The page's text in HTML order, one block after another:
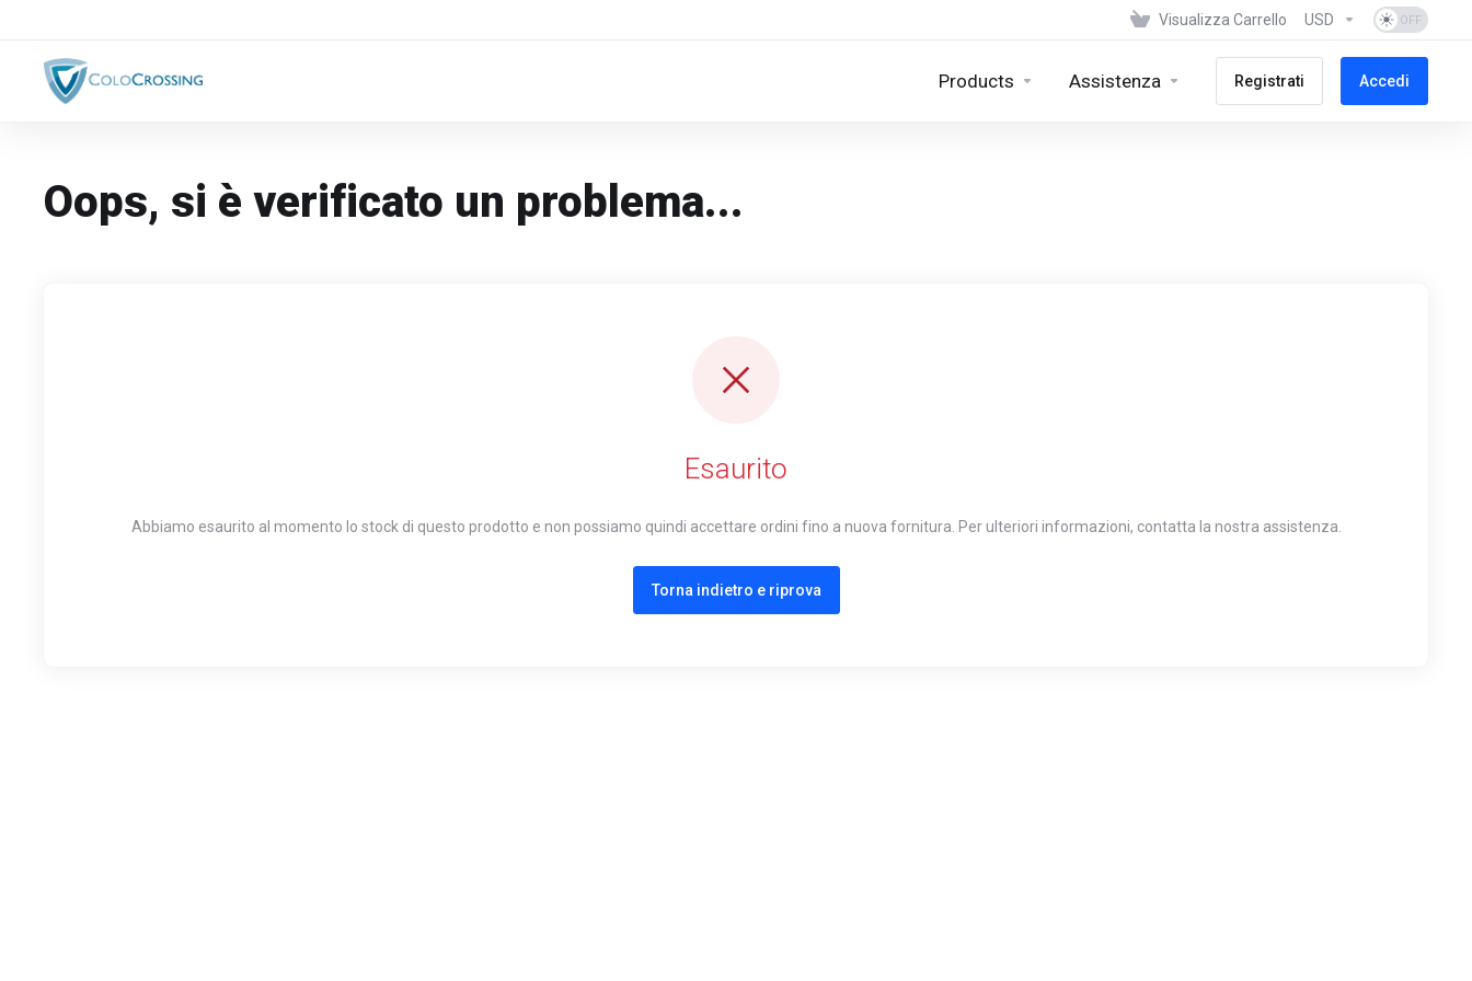
Visualizza Carrello USD
Products Assistenza Registrati Accedi
Oops, si è verificato un problema...
Esaurito
Abbiamo esaurito al momento lo stock di questo prodotto e non possiamo quindi accettare ordini fino a nuova fornitura. Per ulteriori informazioni, contatta la nostra assistenza.
Torna indietro e riprova